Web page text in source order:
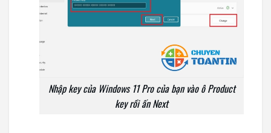
Nhập key của Windows 11 Pro của bạn vào ô Product
key rồi ấn Next